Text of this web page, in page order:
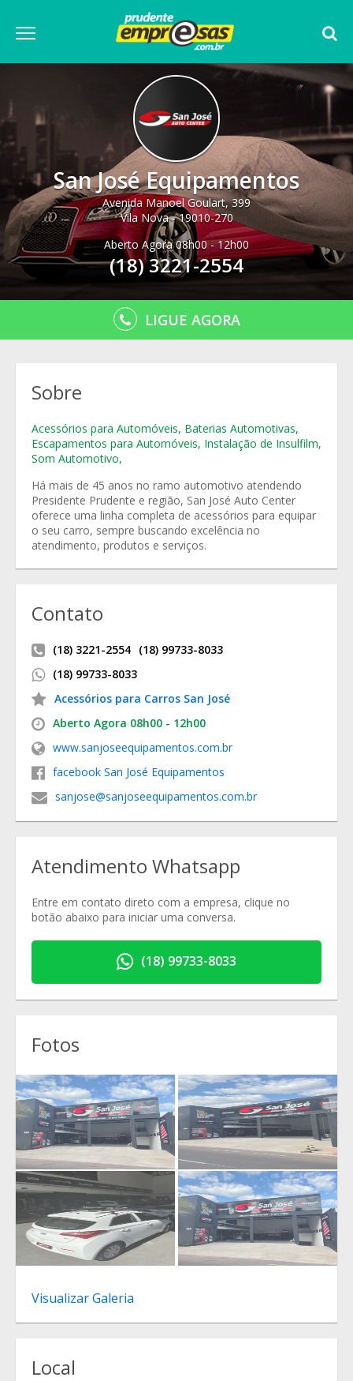
San José Equipamentos
Avenida Manoel Goulart, 399
Vila Nova - 19010-270
Aberto Agora 08h00 - 12h00
(18) 3221-2554
LIGUE AGORA
Sobre
Acessórios para Automóveis, Baterias Automotivas,
Escapamentos para Automóveis, Instalação de Insulfilm,
Som Automotivo,
Há mais de 45 anos no ramo automotivo atendendo
Presidente Prudente e região, San José Auto Center
oferece uma linha completa de acessórios para equipar
o seu carro, sempre buscando excelência no
atendimento, produtos e serviços.
Contato
(18) 3221-2554 (18) 99733-8033
(18) 99733-8033
Acessórios para Carros San José
Aberto Agora 08h00 - 12h00
www.sanjoseequipamentos.com.br
facebook San José Equipamentos
sanjose@sanjoseequipamentos.com.br
Atendimento Whatsapp
Entre em contato direto com a empresa, clique no
botão abaixo para iniciar uma conversa.
(18) 99733-8033
Fotos
Visualizar Galeria
Local